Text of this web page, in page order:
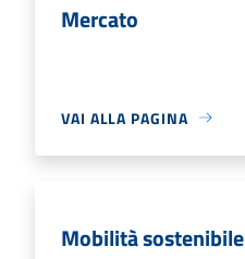
Mercato
VAI ALLA PAGINA
Mobilità sostenibile